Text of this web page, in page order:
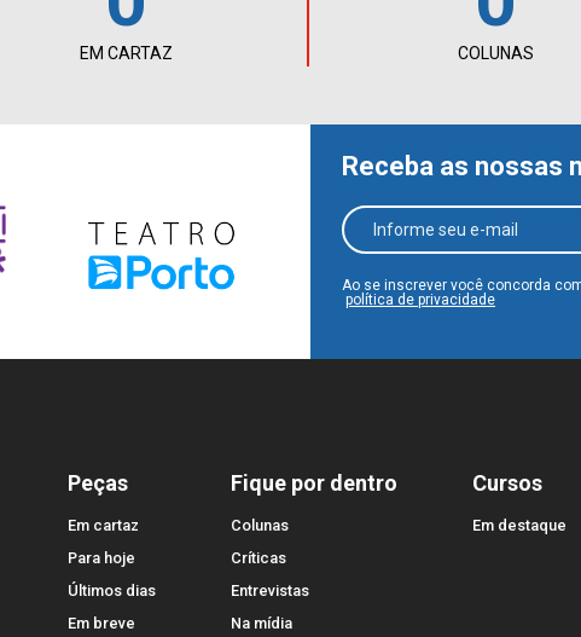
EM CARTAZ COLUNAS
Receba as nossas
Ao se inscrever você concorda
política de privacidade
Peças
Em cartaz
Para hoje
Últimos dias
Em breve
Fique por dentro
Colunas
Críticas
Entrevistas
Na mídia
Cursos
Em destaque